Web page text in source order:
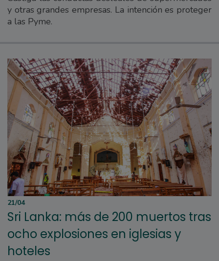
y otras grandes empresas. La intención es proteger
a las Pyme.
21/04
Sri Lanka: más de 200 muertos tras
ocho explosiones en iglesias y
hoteles